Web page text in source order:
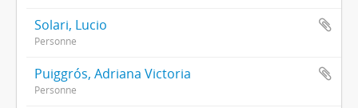
Solari, Lucio
Personne
Puiggrós, Adriana Victoria
Personne